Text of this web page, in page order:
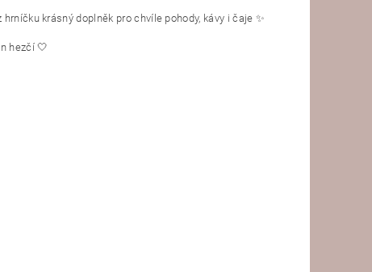
krásný doplněk pro chvíle pohody, kávy i čaje ✨
hezčí 🤍